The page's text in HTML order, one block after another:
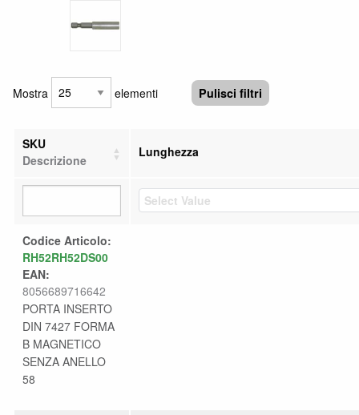
Mostra elementi Pulisci filtri
SKU
Descrizione
Lunghezza
Select Value
Codice Articolo:
RH52RH52DS00
EAN:
8056689716642
PORTA INSERTO
DIN 7427 FORMA
B MAGNETICO
SENZA ANELLO
58